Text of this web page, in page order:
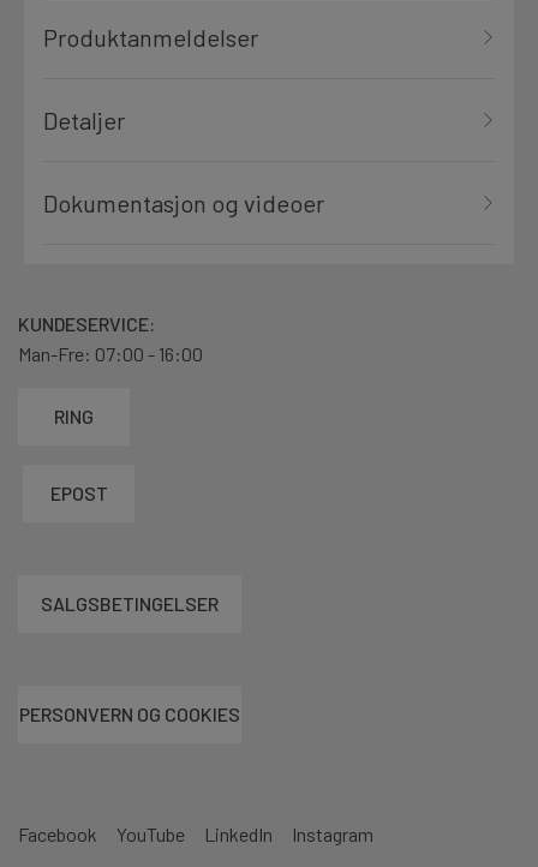
Produktanmeldelser
Detaljer
Dokumentasjon og videoer
Facebook YouTube LinkedIn Instagram
KUNDESERVICE:
Man-Fre: 07:00 - 16:00
RING
EPOST
SALGSBETINGELSER
PERSONVERN OG COOKIES